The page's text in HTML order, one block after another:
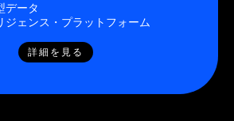
データ
ジェンス・プラットフォーム
詳細を見る